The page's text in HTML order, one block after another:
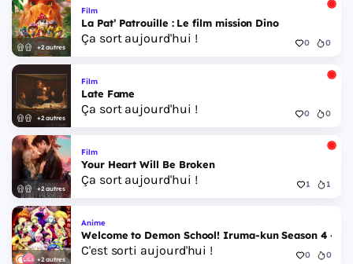
+2 autres
Film
La Pat’ Patrouille : Le film mission Dino
Ça sort aujourd'hui ! 0 0
+2 autres
Film
Late Fame
Ça sort aujourd'hui ! 0 0
+2 autres
Film
Your Heart Will Be Broken
Ça sort aujourd'hui ! 1 1
+2 autres
Anime
Welcome to Demon School! Iruma-kun Season 4 -
C'est sorti aujourd'hui ! 0 0